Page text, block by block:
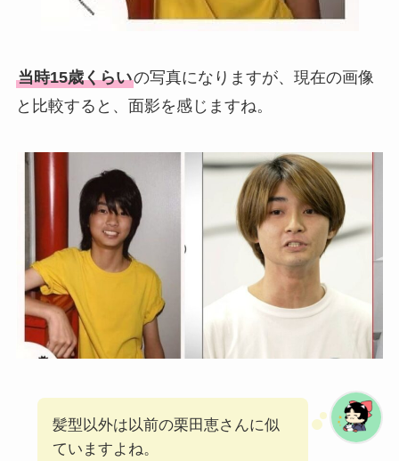
当時15歳くらいの写真になりますが、現在の画像
と比較すると、面影を感じますね。
髪型以外は以前の栗田恵さんに似
ていますよね。